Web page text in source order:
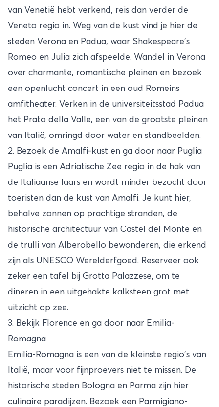
van Venetië hebt verkend, reis dan verder de
Veneto regio in. Weg van de kust vind je hier de
steden Verona en Padua, waar Shakespeare's
Romeo en Julia zich afspeelde. Wandel in Verona
over charmante, romantische pleinen en bezoek
een openlucht concert in een oud Romeins
amfitheater. Verken in de universiteitsstad Padua
het Prato della Valle, een van de grootste pleinen
van Italië, omringd door water en standbeelden.
2. Bezoek de Amalfi-kust en ga door naar Puglia
Puglia is een Adriatische Zee regio in de hak van
de Italiaanse laars en wordt minder bezocht door
toeristen dan de kust van Amalfi. Je kunt hier,
behalve zonnen op prachtige stranden, de
historische architectuur van Castel del Monte en
de trulli van Alberobello bewonderen, die erkend
zijn als UNESCO Werelderfgoed. Reserveer ook
zeker een tafel bij Grotta Palazzese, om te
dineren in een uitgehakte kalksteen grot met
uitzicht op zee.
3. Bekijk Florence en ga door naar Emilia-
Romagna
Emilia-Romagna is een van de kleinste regio's van
Italië, maar voor fijnproevers niet te missen. De
historische steden Bologna en Parma zijn hier
culinaire paradijzen. Bezoek een Parmigiano-